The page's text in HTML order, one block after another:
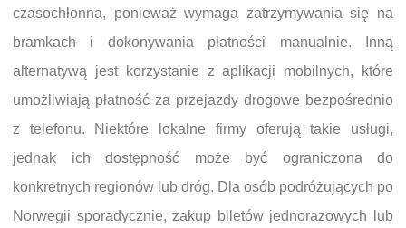
czasochłonna, ponieważ wymaga zatrzymywania się na
bramkach i dokonywania płatności manualnie. Inną
alternatywą jest korzystanie z aplikacji mobilnych, które
umożliwiają płatność za przejazdy drogowe bezpośrednio
z telefonu. Niektóre lokalne firmy oferują takie usługi,
jednak ich dostępność może być ograniczona do
konkretnych regionów lub dróg. Dla osób podróżujących po
Norwegii sporadycznie, zakup biletów jednorazowych lub